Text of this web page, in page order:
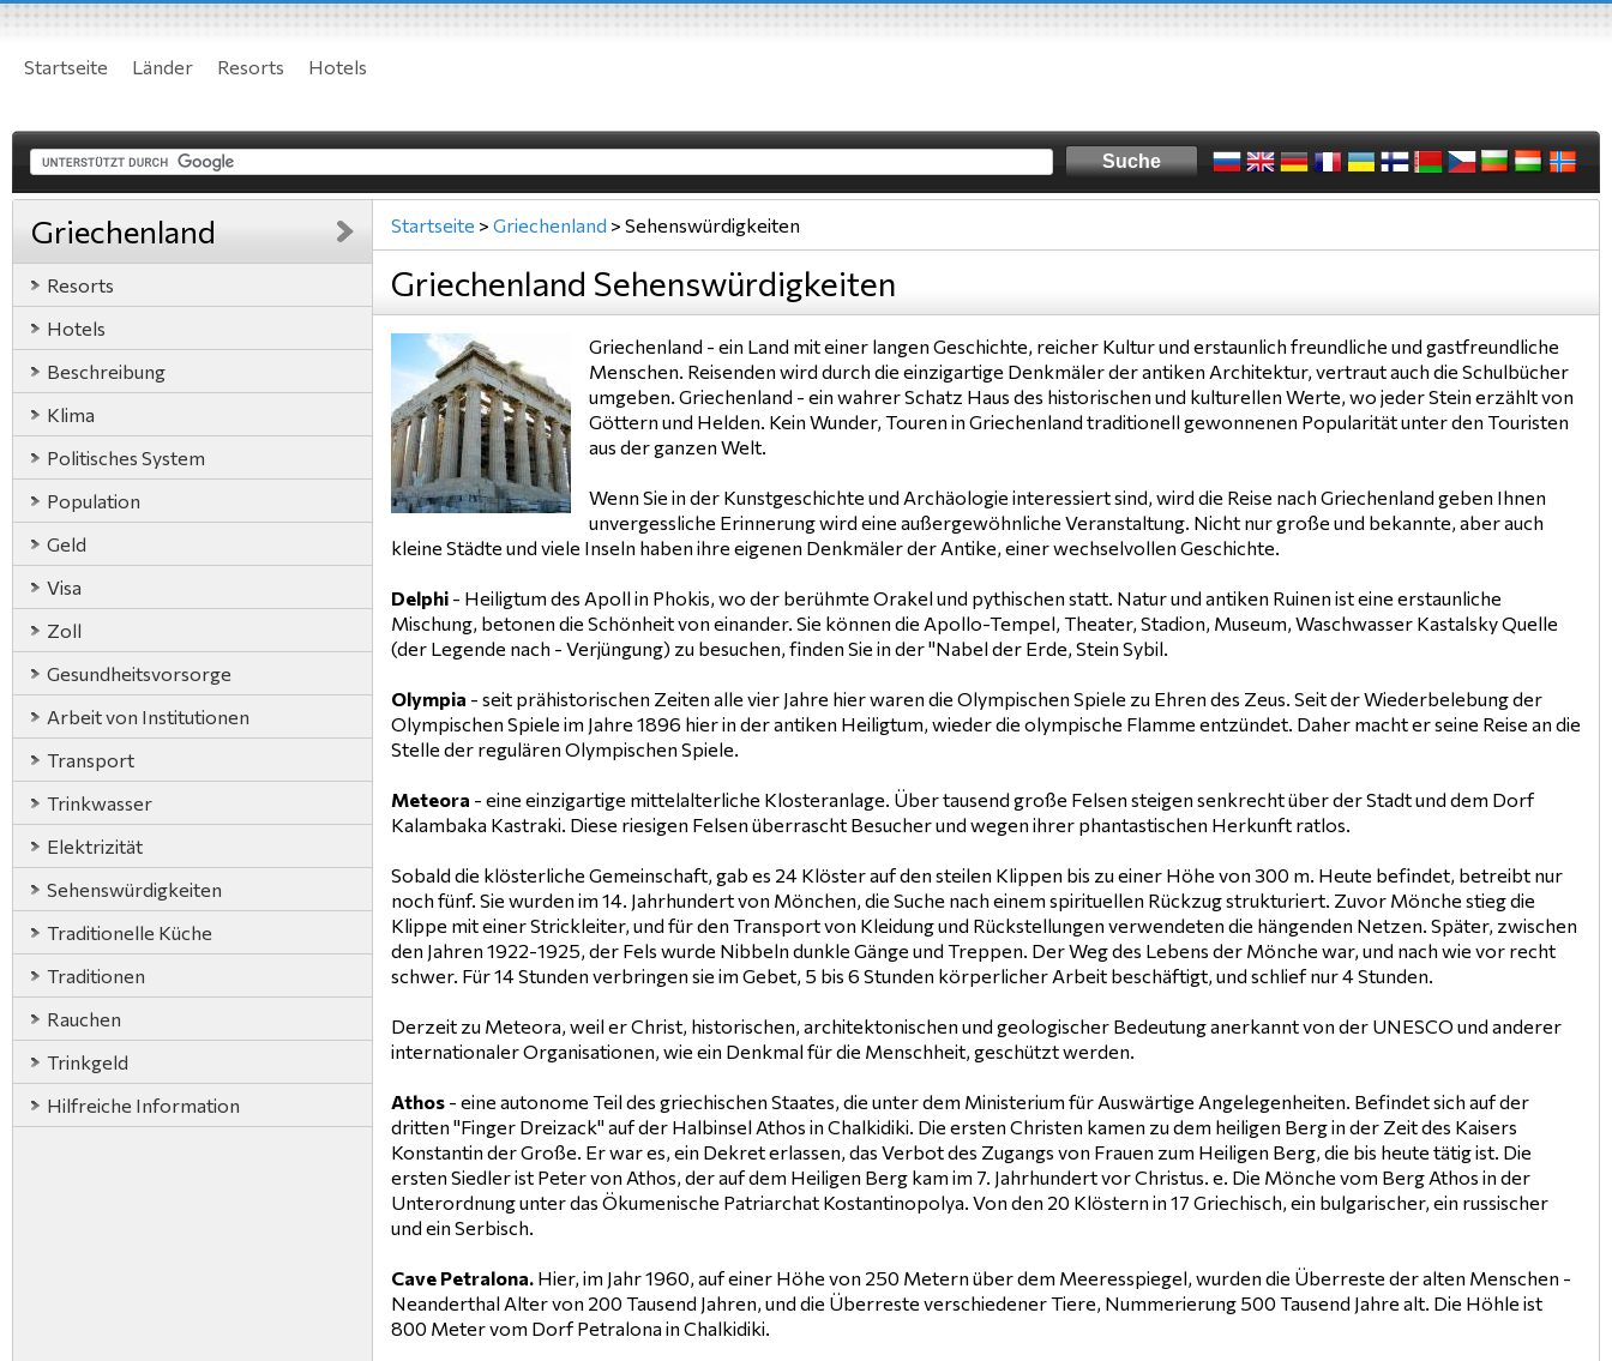
Startseite Länder Resorts Hotels
Griechenland
Resorts
Hotels
Beschreibung
Klima
Politisches System
Population
Geld
Visa
Zoll
Gesundheitsvorsorge
Arbeit von Institutionen
Transport
Trinkwasser
Elektrizität
Sehenswürdigkeiten
Traditionelle Küche
Traditionen
Rauchen
Trinkgeld
Hilfreiche Information
Startseite > Griechenland > Sehenswürdigkeiten
Griechenland Sehenswürdigkeiten
Griechenland - ein Land mit einer langen Geschichte, reicher Kultur und erstaunlich freundliche und gastfreundliche
Menschen. Reisenden wird durch die einzigartige Denkmäler der antiken Architektur, vertraut auch die Schulbücher
umgeben. Griechenland - ein wahrer Schatz Haus des historischen und kulturellen Werte, wo jeder Stein erzählt von
Göttern und Helden. Kein Wunder, Touren in Griechenland traditionell gewonnenen Popularität unter den Touristen
aus der ganzen Welt.
Wenn Sie in der Kunstgeschichte und Archäologie interessiert sind, wird die Reise nach Griechenland geben Ihnen
unvergessliche Erinnerung wird eine außergewöhnliche Veranstaltung. Nicht nur große und bekannte, aber auch
kleine Städte und viele Inseln haben ihre eigenen Denkmäler der Antike, einer wechselvollen Geschichte.
Delphi - Heiligtum des Apoll in Phokis, wo der berühmte Orakel und pythischen statt. Natur und antiken Ruinen ist eine erstaunliche
Mischung, betonen die Schönheit von einander. Sie können die Apollo-Tempel, Theater, Stadion, Museum, Waschwasser Kastalsky Quelle
(der Legende nach - Verjüngung) zu besuchen, finden Sie in der "Nabel der Erde, Stein Sybil.
Olympia - seit prähistorischen Zeiten alle vier Jahre hier waren die Olympischen Spiele zu Ehren des Zeus. Seit der Wiederbelebung der
Olympischen Spiele im Jahre 1896 hier in der antiken Heiligtum, wieder die olympische Flamme entzündet. Daher macht er seine Reise an die
Stelle der regulären Olympischen Spiele.
Meteora - eine einzigartige mittelalterliche Klosteranlage. Über tausend große Felsen steigen senkrecht über der Stadt und dem Dorf
Kalambaka Kastraki. Diese riesigen Felsen überrascht Besucher und wegen ihrer phantastischen Herkunft ratlos.
Sobald die klösterliche Gemeinschaft, gab es 24 Klöster auf den steilen Klippen bis zu einer Höhe von 300 m. Heute befindet, betreibt nur
noch fünf. Sie wurden im 14. Jahrhundert von Mönchen, die Suche nach einem spirituellen Rückzug strukturiert. Zuvor Mönche stieg die
Klippe mit einer Strickleiter, und für den Transport von Kleidung und Rückstellungen verwendeten die hängenden Netzen. Später, zwischen
den Jahren 1922-1925, der Fels wurde Nibbeln dunkle Gänge und Treppen. Der Weg des Lebens der Mönche war, und nach wie vor recht
schwer. Für 14 Stunden verbringen sie im Gebet, 5 bis 6 Stunden körperlicher Arbeit beschäftigt, und schlief nur 4 Stunden.
Derzeit zu Meteora, weil er Christ, historischen, architektonischen und geologischer Bedeutung anerkannt von der UNESCO und anderer
internationaler Organisationen, wie ein Denkmal für die Menschheit, geschützt werden.
Athos - eine autonome Teil des griechischen Staates, die unter dem Ministerium für Auswärtige Angelegenheiten. Befindet sich auf der
dritten "Finger Dreizack" auf der Halbinsel Athos in Chalkidiki. Die ersten Christen kamen zu dem heiligen Berg in der Zeit des Kaisers
Konstantin der Große. Er war es, ein Dekret erlassen, das Verbot des Zugangs von Frauen zum Heiligen Berg, die bis heute tätig ist. Die
ersten Siedler ist Peter von Athos, der auf dem Heiligen Berg kam im 7. Jahrhundert vor Christus. e. Die Mönche vom Berg Athos in der
Unterordnung unter das Ökumenische Patriarchat Kostantinopolya. Von den 20 Klöstern in 17 Griechisch, ein bulgarischer, ein russischer
und ein Serbisch.
Cave Petralona. Hier, im Jahr 1960, auf einer Höhe von 250 Metern über dem Meeresspiegel, wurden die Überreste der alten Menschen -
Neanderthal Alter von 200 Tausend Jahren, und die Überreste verschiedener Tiere, Nummerierung 500 Tausend Jahre alt. Die Höhle ist
800 Meter vom Dorf Petralona in Chalkidiki.